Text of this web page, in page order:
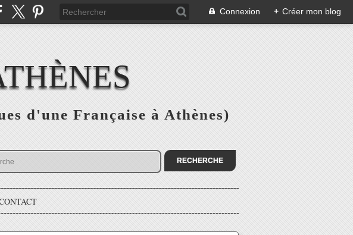
Connexion + Créer mon blog
d'une Française à Athènes)